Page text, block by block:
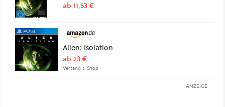
ab 11,53 €
Alien: Isolation
ab 23 €
Versand s. Shop
ANZEIGE